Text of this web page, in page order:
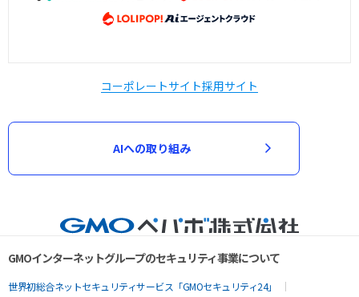
コーポレートサイト採用サイト
AIへの取り組み
GMOインターネットグループのセキュリティ事業について
世界初総合ネットセキュリティサービス「GMOセキュリティ24」